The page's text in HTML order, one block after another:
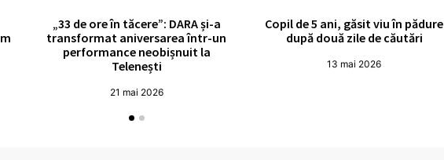
„33 de ore în tăcere”: DARA și-a
transformat aniversarea într-un
performance neobișnuit la
Telenești
21 mai 2026
Copil de 5 ani, găsit viu în pădure
după două zile de căutări
13 mai 2026